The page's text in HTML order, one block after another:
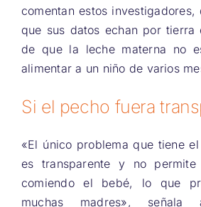
comentan estos investigadores,
que sus datos echan por tierra
de que la leche materna no
alimentar a un niño de varios
Si el pecho fuera
«El único problema que tiene
es transparente y no
comiendo el bebé, lo que
muchas madres», señala